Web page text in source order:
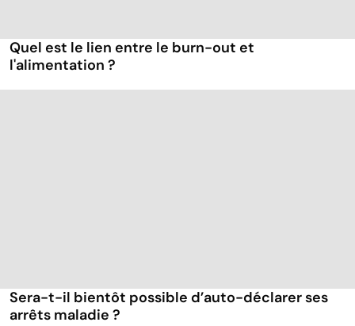
Quel est le lien entre le burn-out et
l'alimentation ?
Sera-t-il bientôt possible d’auto-déclarer ses
arrêts maladie ?